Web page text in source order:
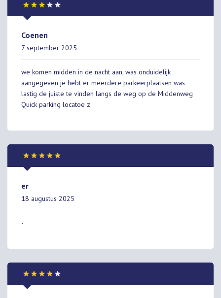
Coenen
7 september 2025
we komen midden in de nacht aan, was onduidelijk
aangegeven je hebt er meerdere parkeerplaatsen was
lastig de juiste te vinden langs de weg op de Middenweg
Quick parking locatoe z
er
18 augustus 2025
-